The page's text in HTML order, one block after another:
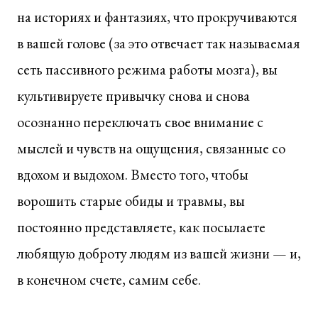
на историях и фантазиях, что прокручиваются
в вашей голове (за это отвечает так называемая
сеть пассивного режима работы мозга), вы
культивируете привычку снова и снова
осознанно переключать свое внимание с
мыслей и чувств на ощущения, связанные со
вдохом и выдохом. Вместо того, чтобы
ворошить старые обиды и травмы, вы
постоянно представляете, как посылаете
любящую доброту людям из вашей жизни — и,
в конечном счете, самим себе.